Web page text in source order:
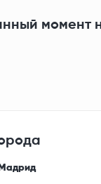
момент
Мадрид